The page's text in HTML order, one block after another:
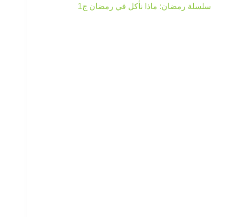
سلسلة رمضان: ماذا نأكل في رمضان ج1